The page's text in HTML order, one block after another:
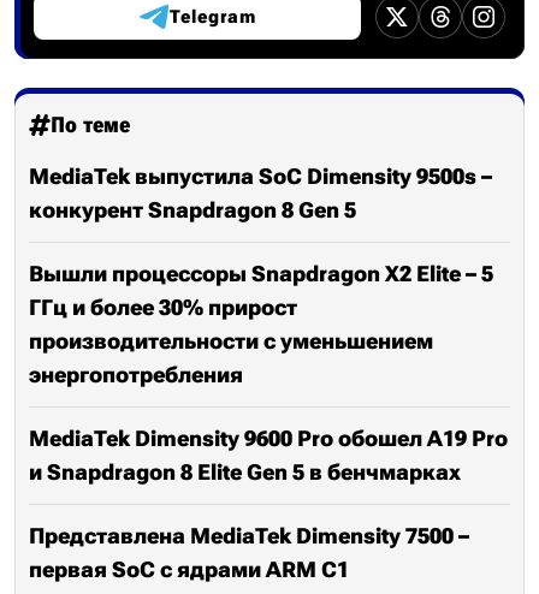
Telegram
По теме
MediaTek выпустила SoC Dimensity 9500s –
конкурент Snapdragon 8 Gen 5
Вышли процессоры Snapdragon X2 Elite – 5
ГГц и более 30% прирост
производительности с уменьшением
энергопотребления
MediaTek Dimensity 9600 Pro обошел A19 Pro
и Snapdragon 8 Elite Gen 5 в бенчмарках
Представлена MediaTek Dimensity 7500 –
первая SoC с ядрами ARM C1